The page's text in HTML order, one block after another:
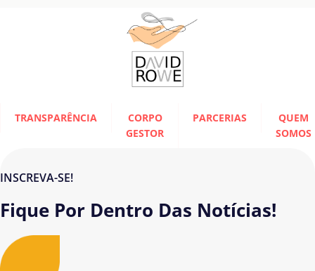
TRANSPARÊNCIA
CORPO
GESTOR
PARCERIAS
QUEM
SOMOS
INSCREVA-SE!
Fique Por Dentro Das Notícias!